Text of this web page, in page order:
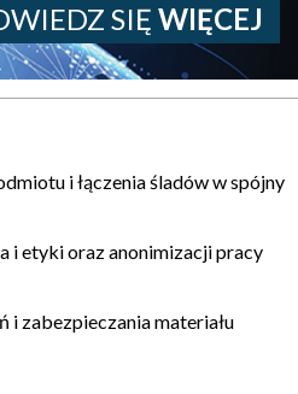
SIĘ WIĘCEJ
i łączenia śladów w spójny
i etyki oraz anonimizacji pracy
i zabezpieczania materiału